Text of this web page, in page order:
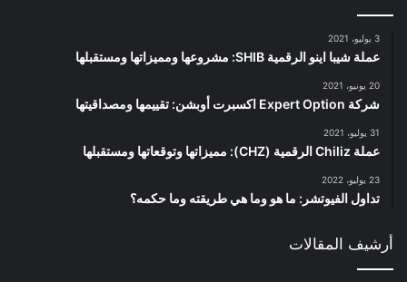
3 يوليو، 2021
عملة شيبا اينو الرقمية SHIB: مشروعها ومميزاتها ومستقبلها
20 يونيو، 2021
شركة Expert Option اكسبرت أوبشن: تقييمها ومصداقيتها
31 يوليو، 2021
عملة Chiliz الرقمية (CHZ): مميزاتها وتوقعاتها ومستقبلها
23 يوليو، 2022
تداول الفيوتشر: ما هو وما هي طريقته وما حكمه؟
أرشيف المقالات